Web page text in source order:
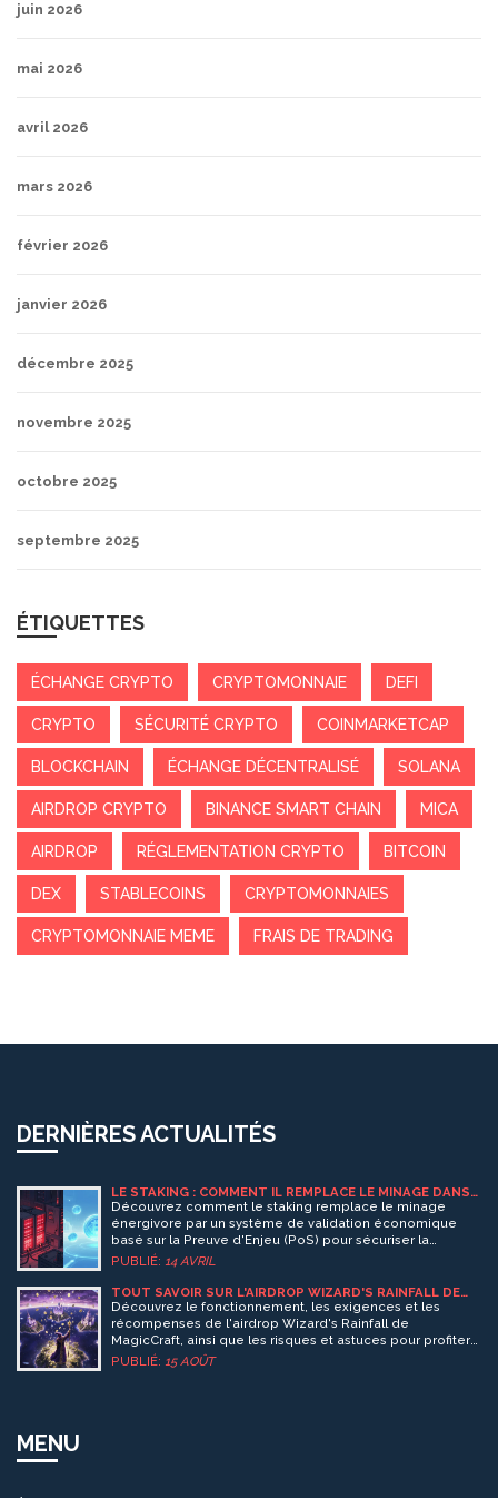
juin 2026
mai 2026
avril 2026
mars 2026
février 2026
janvier 2026
décembre 2025
novembre 2025
octobre 2025
septembre 2025
ÉTIQUETTES
ÉCHANGE CRYPTO CRYPTOMONNAIE DEFI
CRYPTO SÉCURITÉ CRYPTO COINMARKETCAP
BLOCKCHAIN ÉCHANGE DÉCENTRALISÉ SOLANA
AIRDROP CRYPTO BINANCE SMART CHAIN MICA
AIRDROP RÉGLEMENTATION CRYPTO BITCOIN
DEX STABLECOINS CRYPTOMONNAIES
CRYPTOMONNAIE MEME FRAIS DE TRADING
DERNIÈRES ACTUALITÉS
LE STAKING : COMMENT IL REMPLACE LE MINAGE DANS
LA PREUVE D'ENJEU (POS)
Découvrez comment le staking remplace le minage
énergivore par un système de validation économique
basé sur la Preuve d'Enjeu (PoS) pour sécuriser la
blockchain.
PUBLIÉ: 14 AVRIL
TOUT SAVOIR SUR L'AIRDROP WIZARD'S RAINFALL DE
MAGICCRAFT (MCRT)
Découvrez le fonctionnement, les exigences et les
récompenses de l'airdrop Wizard's Rainfall de
MagicCraft, ainsi que les risques et astuces pour profiter
du $MCRT et des NFT associés.
PUBLIÉ: 15 AOÛT
MENU